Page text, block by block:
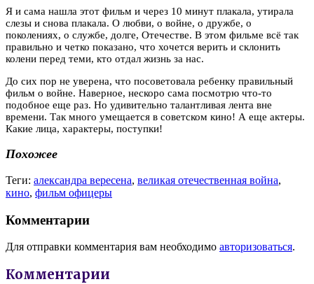
Я и сама нашла этот фильм и через 10 минут плакала, утирала
слезы и снова плакала. О любви, о войне, о дружбе, о
поколениях, о службе, долге, Отечестве. В этом фильме всё так
правильно и четко показано, что хочется верить и склонить
колени перед теми, кто отдал жизнь за нас.
До сих пор не уверена, что посоветовала ребенку правильный
фильм о войне. Наверное, нескоро сама посмотрю что-то
подобное еще раз. Но удивительно талантливая лента вне
времени. Так много умещается в советском кино! А еще актеры.
Какие лица, характеры, поступки!
Похожее
Теги: александра вересена, великая отечественная война,
кино, фильм офицеры
Комментарии
Для отправки комментария вам необходимо авторизоваться.
Комментарии